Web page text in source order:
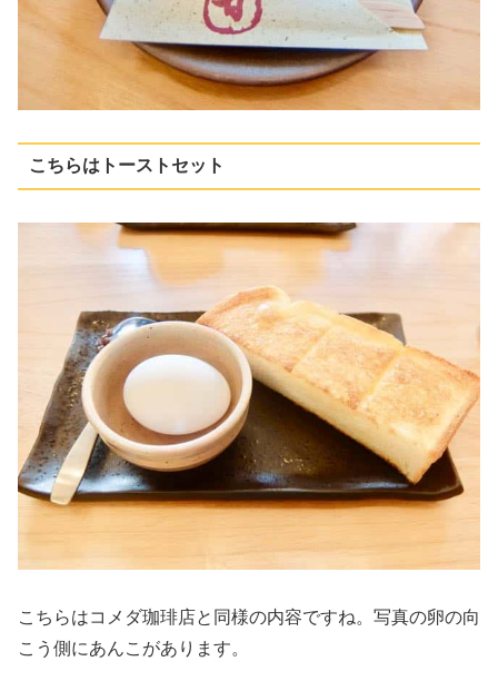
こちらはトーストセット
こちらはコメダ珈琲店と同様の内容ですね。写真の卵の向
こう側にあんこがあります。